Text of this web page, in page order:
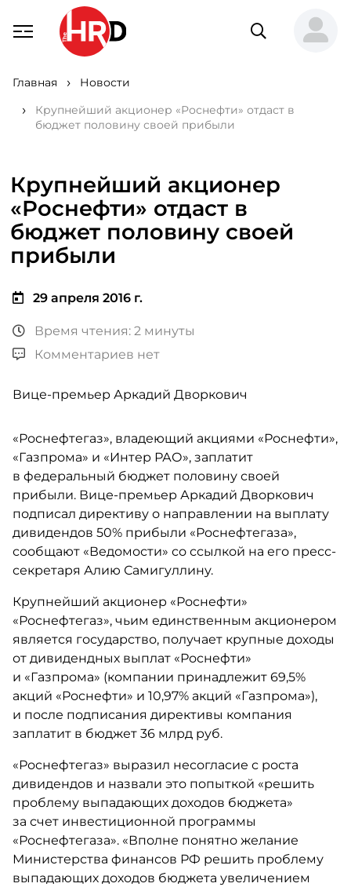
Главная
Новости
Крупнейший акционер «Роснефти» отдаст в
бюджет половину своей прибыли
Крупнейший акционер
«Роснефти» отдаст в
бюджет половину своей
прибыли
29 апреля 2016 г.
Время чтения: 2 минуты
Комментариев нет
Вице-премьер Аркадий Дворкович
«Роснефтегаз», владеющий акциями «Роснефти»,
«Газпрома» и «Интер РАО», заплатит
в федеральный бюджет половину своей
прибыли. Вице-премьер Аркадий Дворкович
подписал директиву о направлении на выплату
дивидендов 50% прибыли «Роснефтегаза»,
сообщают «Ведомости» со ссылкой на его пресс-
секретаря Алию Самигуллину.
К​рупнейший акционер «Роснефти»
«Роснефтегаз», чьим единственным акционером
является государство, получает крупные доходы
от дивидендных выплат «Роснефти»
и «Газпрома» (компании принадлежит 69,5%
акций «Роснефти» и 10,97% акций «Газпрома»),
и после подписания директивы компания
заплатит в бюджет 36 млрд руб.​
«Роснефтегаз» выразил несогласие с роста
дивидендов и назвали это попыткой «решить
проблему выпадающих доходов бюджета»
за счет инвестиционной программы
«Роснефтегаза». «Вполне понятно желание
Министерства финансов РФ решить проблему
выпадающих доходов бюджета увеличением